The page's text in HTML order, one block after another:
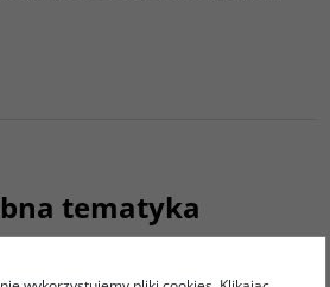
tematyka